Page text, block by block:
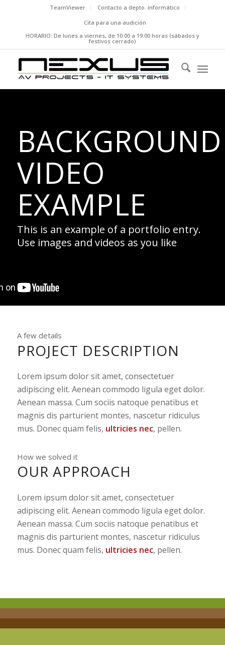
TeamViewer
Contacto a depto. informático
Cita para una audición
HORARIO: De lunes a viernes, de 10:00 a 19:00 horas (sábados y
festivos cerrado)
BACKGROUND
VIDEO
EXAMPLE
This is an example of a portfolio entry.
Use images and videos as you like
A few details
PROJECT DESCRIPTION
Lorem ipsum dolor sit amet, consectetuer
adipiscing elit. Aenean commodo ligula eget dolor.
Aenean massa. Cum sociis natoque penatibus et
magnis dis parturient montes, nascetur ridiculus
mus. Donec quam felis, ultricies nec, pellen.
How we solved it
OUR APPROACH
Lorem ipsum dolor sit amet, consectetuer
adipiscing elit. Aenean commodo ligula eget dolor.
Aenean massa. Cum sociis natoque penatibus et
magnis dis parturient montes, nascetur ridiculus
mus. Donec quam felis, ultricies nec, pellen.